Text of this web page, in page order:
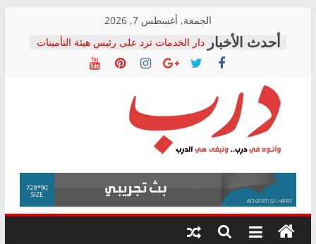
content
الجمعة, أغسطس 7, 2026
المجلس القومي لحقوق الإنسان يعلن
متابعة قضية الدكتور محمد زهران.. ويؤكد:
قرينة البراءة وضمانات المحاكمة العادلة
دار الخدمات ترد على رئيس هيئة التأمينات
بعد مؤتمره الصحفي: إنكار الأزمة لا ينهي
معاناة أصحاب المعاشات.. ونطالب بكشف
الشركة المنفذة
فرحات سليمان يكتب: القطاع الصحي إلى
حزب التحالف الشعبي يطلق لجنة “الحق
في الصحة” بالإسكندرية لرصد الانتهاكات
ودعم المرضى
صور .. اعتماد الرسومات النهائية للقرار
الوزاري لمدينة الصحفيين.. وانتهاء أعمال
درب
وأتوه
درب..
وتبقى
هي